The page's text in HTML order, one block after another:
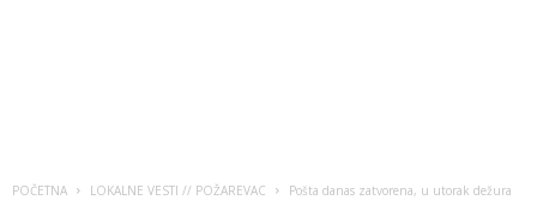
POČETNA LOKALNE VESTI // POŽAREVAC Pošta danas zatvorena, u utorak dežura